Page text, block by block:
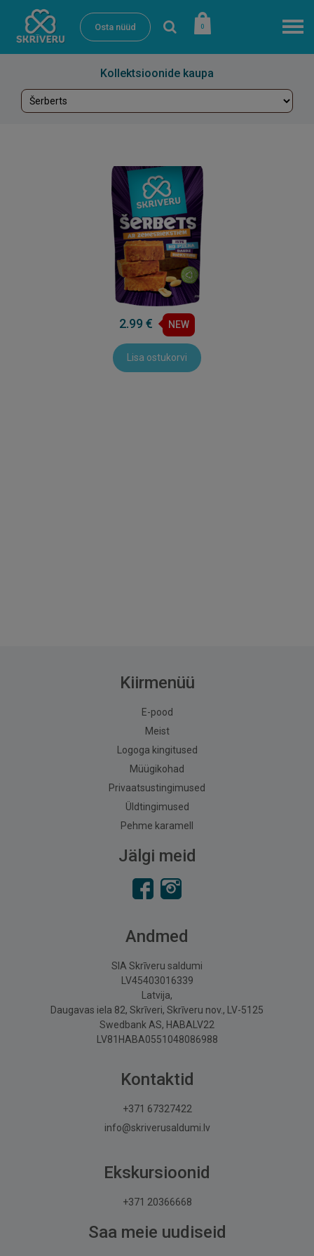
Osta nüüd 0
Kollektsioonide kaupa
2.99 € NEW
Lisa ostukorvi
Kiirmenüü
E-pood
Meist
Logoga kingitused
Müügikohad
Privaatsustingimused
Üldtingimused
Pehme karamell
Jälgi meid
Andmed
SIA Skrīveru saldumi
LV45403016339
Latvija,
Daugavas iela 82, Skrīveri, Skrīveru nov., LV-5125
Swedbank AS, HABALV22
LV81HABA0551048086988
Kontaktid
+371 67327422
info@skriverusaldumi.lv
Ekskursioonid
+371 20366668
Saa meie uudiseid